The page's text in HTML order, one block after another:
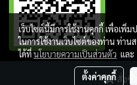
สั่ง
Copy right by twinathletics.com
เว็บไซต์นี้มีการใช้งานคุกกี้ เพื่อเ
ในการใช้งานเว็บไซต์ของท่าน ท่าน
ได้ที่นโยบายความเป็นส่วนตัว และ
ตั้งค่าคุกกี้